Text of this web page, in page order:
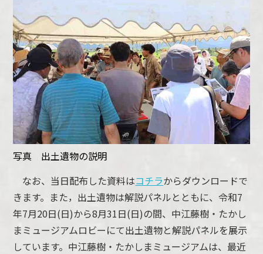
写真 出土遺物の説明
なお、当日配布した資料はコチラからダウンロードで
きます。また，出土遺物は解説パネルとともに、令和7
年7月20日(日)から8月31日(日)の間、中江藤樹・たかし
まミュージアムロビーにて出土遺物と解説パネルを展示
しています。中江藤樹・たかしまミュージアムは、最近